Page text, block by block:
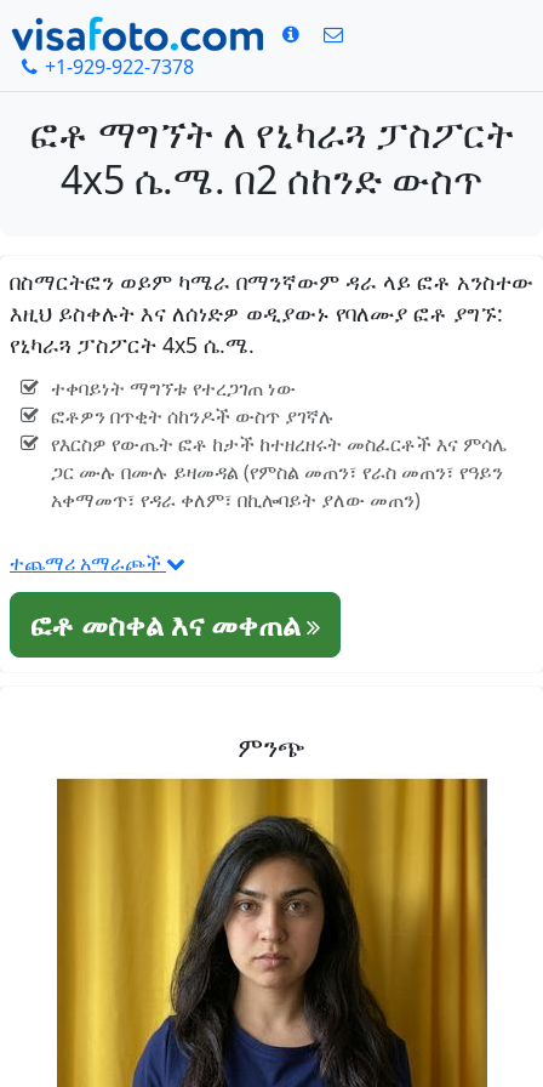
+1-929-922-7378
ፎቶ ማግኘት ለ የኒካራጓ ፓስፖርት
4x5 ሴ.ሜ. በ2 ሰከንድ ውስጥ
በስማርትፎን ወይም ካሜራ በማንኛውም ዳራ ላይ ፎቶ አንስተው
እዚህ ይስቀሉት እና ለሰነድዎ ወዲያውኑ የባለሙያ ፎቶ ያግኙ:
የኒካራጓ ፓስፖርት 4x5 ሴ.ሜ.
ተቀባይነት ማግኘቱ የተረጋገጠ ነው
ፎቶዎን በጥቂት ሰከንዶች ውስጥ ያገኛሉ
የእርስዎ የውጤት ፎቶ ከታች ከተዘረዘሩት መስፈርቶች እና ምሳሌ
ጋር ሙሉ በሙሉ ይዛመዳል (የምስል መጠን፣ የራስ መጠን፣ የዓይን
አቀማመጥ፣ የዳራ ቀለም፣ በኪሎባይት ያለው መጠን)
ተጨማሪ አማራጮች
ፎቶ መስቀል እና መቀጠል
ምንጭ